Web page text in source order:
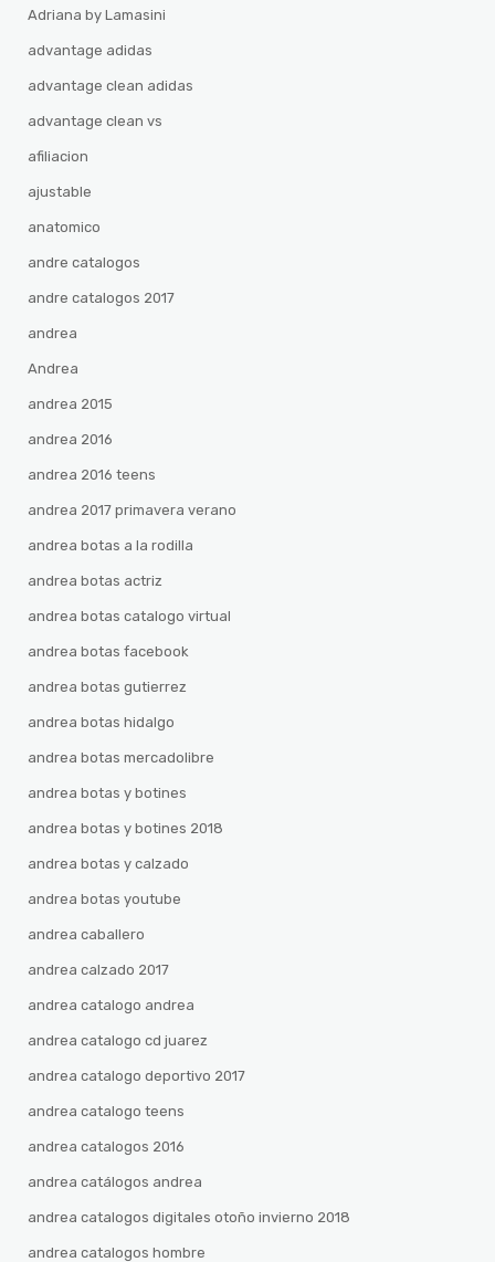
Adriana by Lamasini
advantage adidas
advantage clean adidas
advantage clean vs
afiliacion
ajustable
anatomico
andre catalogos
andre catalogos 2017
andrea
Andrea
andrea 2015
andrea 2016
andrea 2016 teens
andrea 2017 primavera verano
andrea botas a la rodilla
andrea botas actriz
andrea botas catalogo virtual
andrea botas facebook
andrea botas gutierrez
andrea botas hidalgo
andrea botas mercadolibre
andrea botas y botines
andrea botas y botines 2018
andrea botas y calzado
andrea botas youtube
andrea caballero
andrea calzado 2017
andrea catalogo andrea
andrea catalogo cd juarez
andrea catalogo deportivo 2017
andrea catalogo teens
andrea catalogos 2016
andrea catálogos andrea
andrea catalogos digitales otoño invierno 2018
andrea catalogos hombre